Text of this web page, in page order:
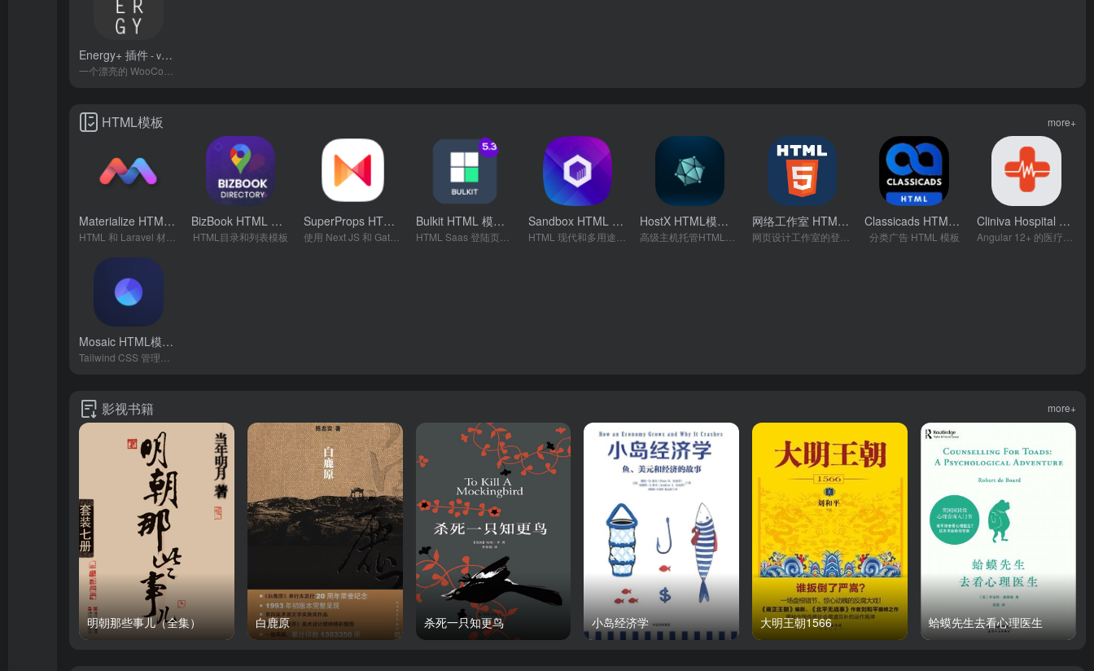
Energy+ 插件- v1.2.9
HTML模板 more+
Materialize HTML 模板
- v7.4
BizBook HTML 模板
- v5.7.9
HTML目录和列表模板
SuperProps HTML 模板
- v11.0.0
使用 Next JS 和 Gatsby JS 响应式登陆页面模板
Bulkit HTML 模板 - v5.3
Sandbox HTML 模板
- v3.1.0
HostX HTML模板 - v2.0.5
网络工作室 HTML V1模板
- V1
Classicads HTML模板
- v1.3
分类广告 HTML 模板
Cliniva Hospital HTML模板
Mosaic HTML模板
影视书籍 more+
明朝那些事儿（全集） 白鹿原 杀死一只知更鸟 小岛经济学 大明王朝1566 蛤蟆先生去看心理医生